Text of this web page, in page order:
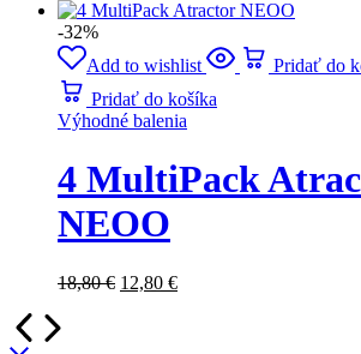
-32%
Add to wishlist
Pridať do
Pridať do košíka
Výhodné balenia
4 MultiPack
NEOO
18,80€ 12,80 €